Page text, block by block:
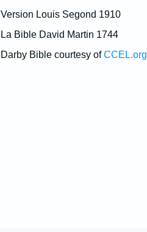
Version Louis Segond 1910
La Bible David Martin 1744
Darby Bible courtesy ofCCEL.org